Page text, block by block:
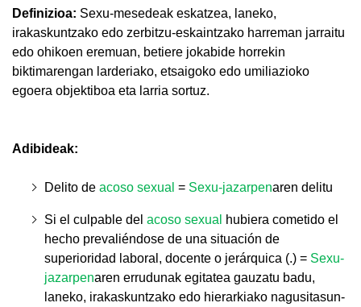
Definizioa: Sexu-mesedeak eskatzea, laneko,
irakaskuntzako edo zerbitzu-eskaintzako harreman jarraitu
edo ohikoen eremuan, betiere jokabide horrekin
biktimarengan larderiako, etsaigoko edo umiliazioko
egoera objektiboa eta larria sortuz.
Adibideak:
Delito de acoso sexual = Sexu-jazarpenaren delitu
Si el culpable del acoso sexual
hubiera cometido el
hecho prevaliéndose de una situación de
superioridad laboral, docente o jerárquica (.) = Sexu-
jazarpenaren errudunak egitatea gauzatu badu,
laneko, irakaskuntzako edo hierarkiako nagusitasun-